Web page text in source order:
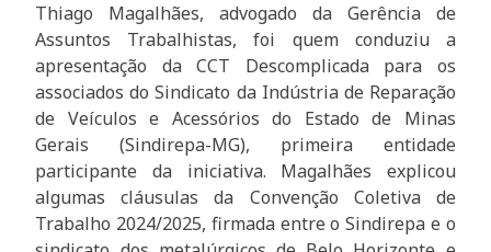
Thiago Magalhães, advogado da Gerência de
Assuntos Trabalhistas, foi quem conduziu a
apresentação da CCT Descomplicada para os
associados do Sindicato da Indústria de Reparação
de Veículos e Acessórios do Estado de Minas
Gerais (Sindirepa-MG), primeira entidade
participante da iniciativa. Magalhães explicou
algumas cláusulas da Convenção Coletiva de
Trabalho 2024/2025, firmada entre o Sindirepa e o